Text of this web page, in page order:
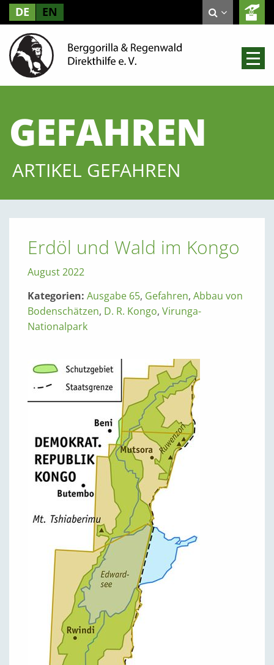
DE EN
GEFAHREN
ARTIKEL GEFAHREN
Erdöl und Wald im Kongo
August 2022
Kategorien: Ausgabe 65, Gefahren, Abbau von
Bodenschätzen, D. R. Kongo, Virunga-
Nationalpark